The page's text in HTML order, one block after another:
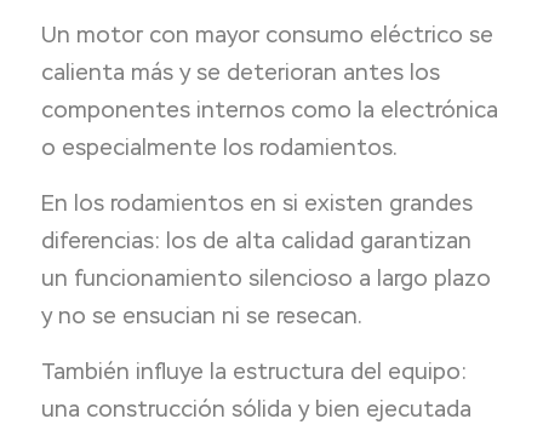
Un motor con mayor consumo eléctrico se
calienta más y se deterioran antes los
componentes internos como la electrónica
o especialmente los rodamientos.
En los rodamientos en si existen grandes
diferencias: los de alta calidad garantizan
un funcionamiento silencioso a largo plazo
y no se ensucian ni se resecan.
También influye la estructura del equipo:
una construcción sólida y bien ejecutada